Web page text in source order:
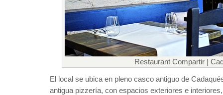
Restaurant Compartir |
El local se ubica en pleno casco antiguo de
antigua pizzería, con espacios exteriores e